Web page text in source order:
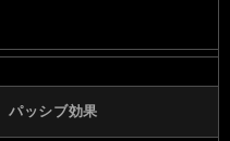
パッシブ効果